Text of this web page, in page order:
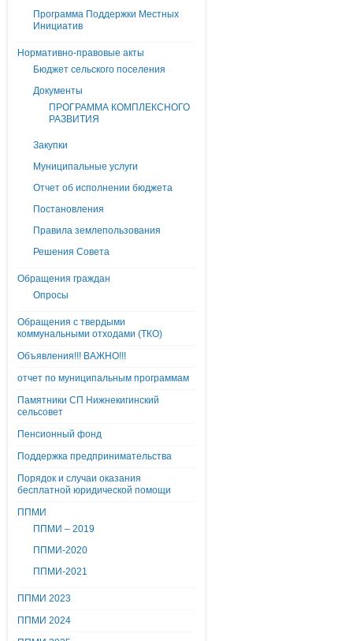
Программа Поддержки Местных
Инициатив
Нормативно-правовые акты
Бюджет сельского поселения
Документы
ПРОГРАММА КОМПЛЕКСНОГО
РАЗВИТИЯ
Закупки
Муниципальные услуги
Отчет об исполнении бюджета
Постановления
Правила землепользования
Решения Совета
Обращения граждан
Опросы
Обращения с твердыми
коммунальными отходами (ТКО)
Объявления!!! ВАЖНО!!!
отчет по муниципальным программам
Памятники СП Нижнекигинский
сельсовет
Пенсионный фонд
Поддержка предпринимательства
Порядок и случаи оказания
бесплатной юридической помощи
ППМИ
ППМИ – 2019
ППМИ-2020
ППМИ-2021
ППМИ 2023
ППМИ 2024